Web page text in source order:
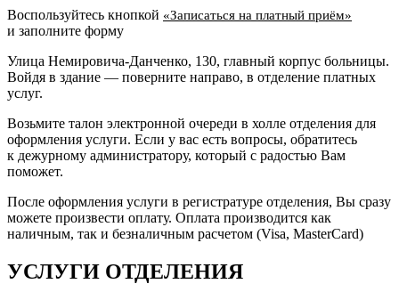
Воспользуйтесь кнопкой «Записаться на платный приём»
и заполните форму
Улица Немировича-Данченко, 130, главный корпус больницы.
Войдя в здание — поверните направо, в отделение платных
услуг.
Возьмите талон электронной очереди в холле отделения для
оформления услуги. Если у вас есть вопросы, обратитесь
к дежурному администратору, который с радостью Вам
поможет.
После оформления услуги в регистратуре отделения, Вы сразу
можете произвести оплату. Оплата производится как
наличным, так и безналичным расчетом (Visa, MasterCard)
УСЛУГИ ОТДЕЛЕНИЯ